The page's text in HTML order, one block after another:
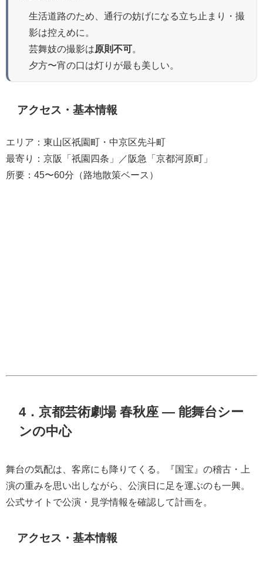
生活道路のため、通行の妨げになる立ち止まり・撮
影は控えめに。
芸舞妓の撮影は原則不可
夕方〜宵の口は灯りが最も美しい。
アクセス・基本情報
エリア：東山区祇園町・中京区先斗町
最寄り：京阪「祇園四条」／阪急「京都河原町」
所要：45〜60分（路地散策ベース）
4．京都芸術劇場 春秋座 ― 能舞台シー
ンの中心
舞台の気配は、客席にも降りてくる。『国宝』の稽古・上
演の重みを思い出しながら、公演日に足を運ぶのも一興。
公式サイトで公演・見学情報を確認して計画を。
アクセス・基本情報